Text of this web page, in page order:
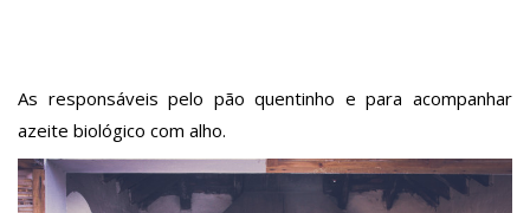
As responsáveis pelo pão quentinho e para acompanhar
azeite biológico com alho.